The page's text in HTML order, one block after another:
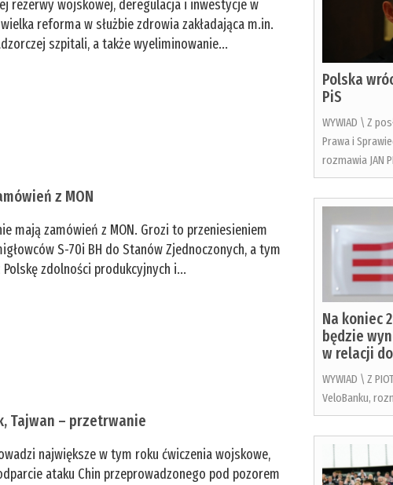
rezerwy wojskowej, deregulacja i inwestycje w
reforma w służbie zdrowia zakładająca m.in.
szpitali, a także wyeliminowanie...
z MON
mają zamówień z MON. Grozi to przeniesieniem
S-70i BH do Stanów Zjednoczonych, a tym
zdolności produkcyjnych i...
Tajwan – przetrwanie
największe w tym roku ćwiczenia wojskowe,
ataku Chin przeprowadzonego pod pozorem
Polska
PiS
WYWIAD \ Z
Prawa i
rozmawia JAN
Na koniec
będzie
w relacji do
WYWIAD \ Z
VeloBanku,